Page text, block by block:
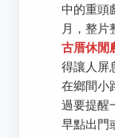
中的重
月，整片
古厝休閒
得讓人屏
在鄉間小
過要提醒
早點出門